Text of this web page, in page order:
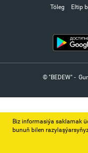
Töleg Eltip
© "BEDEW" -
Biz informasiýa saklamak
bunuň bilen